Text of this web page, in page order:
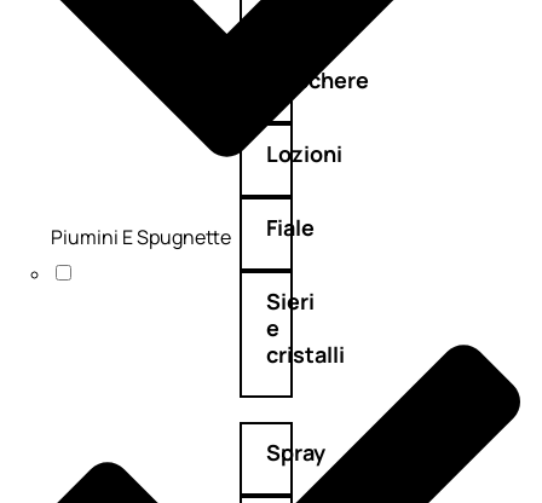
Maschere
Lozioni
Fiale
Sieri
e
cristalli
Spray
Piumini E Spugnette